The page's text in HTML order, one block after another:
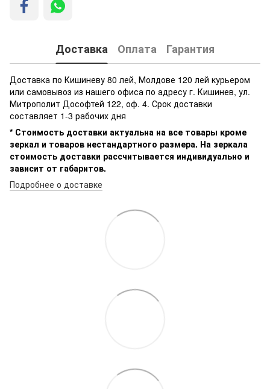
Доставка Оплата Гарантия
Доставка по Кишиневу 80 лей, Молдове 120 лей курьером
или самовывоз из нашего офиса по адресу г. Кишинев, ул.
Митрополит Дософтей 122, оф. 4. Срок доставки
составляет 1-3 рабочих дня
* Стоимость доставки актуальна на все товары кроме
зеркал и товаров нестандартного размера. На зеркала
стоимость доставки рассчитывается индивидуально и
зависит от габаритов.
Подробнее о доставке